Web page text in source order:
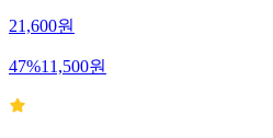
21,600원
47%11,500원